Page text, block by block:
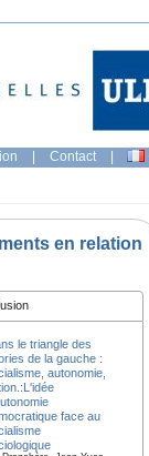
| Contact |
en relation
le triangle des
de la gauche :
autonomie,
face au